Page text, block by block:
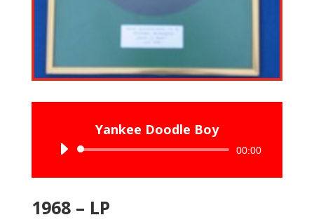
Yankee Doodle Boy
Audiospeler 00:00
1968 – LP